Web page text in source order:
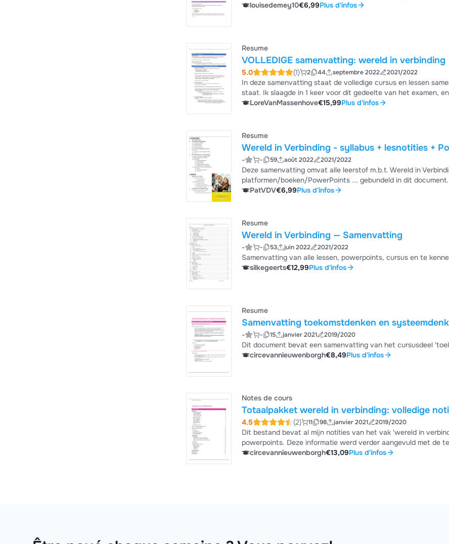
louisedemey10€6,99Plus d'infos
Resume
VOLLEDIGE samenvatting: wereld in verbinding
5.0 (1) 2 44 septembre 2022 2021/2022
In deze samenvatting staat de volledige cursus en lessen
staat. Ik slaagde in 1 keer voor dit gedeelte van het
LoreVanMassenhove€15,99Plus d'infos
Resume
Wereld in Verbinding - syllabus + lesnotities +
- - 59 août 2022 2021/2022
Deze samenvatting omvat alle leerstof m.b.t. Wereld in
platformen/boeken/PowerPoints ... gebundeld in dit document.
PatVDV€6,99Plus d'infos
Resume
Wereld in Verbinding — Samenvatting
- - 53 juin 2022 2021/2022
Samenvatting van alle lessen, powerpoints, cursus en te
silkegeerts€12,99Plus d'infos
Resume
Samenvatting toekomstdenken en
- - 15 janvier 2021 2019/2020
Dit document bevat een samenvatting van het cursusdeel
circevannieuwenborgh€8,49Plus d'infos
Notes de cours
Totaalpakket wereld in verbinding: volledige
4.5 (2) 11 98 janvier 2021 2019/2020
Dit bestand bevat al mijn notities van het vak 'wereld in
powerpoints. Deze informatie werd verder aangevuld met de
informatie is duidelijk aanwezig en uitgelegd.
circevannieuwenborgh€13,09Plus d'infos